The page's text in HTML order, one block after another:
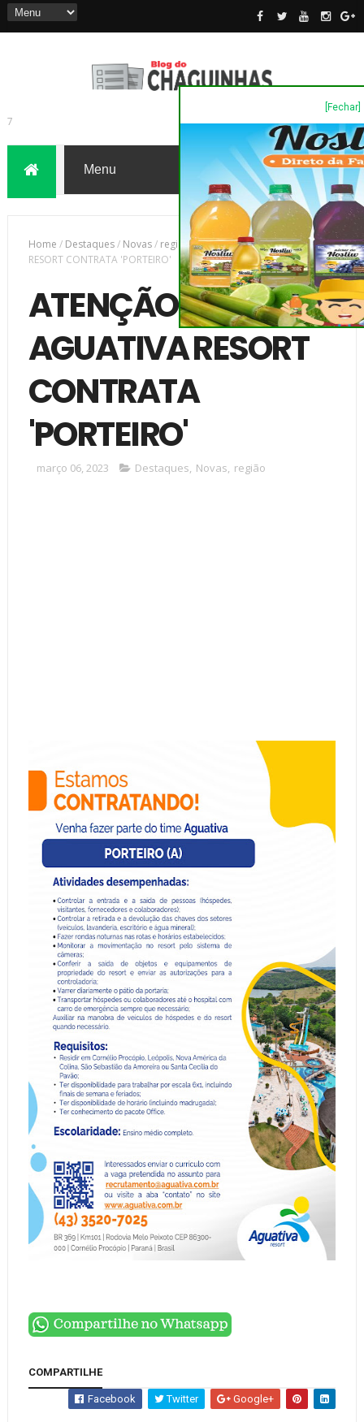
[Fechar]
7
Home / Destaques/ Novas/ região/ATENÇÃO - AGUATIVA
RESORT CONTRATA 'PORTEIRO'
ATENÇÃO -
AGUATIVA RESORT
CONTRATA
'PORTEIRO'
março 06, 2023 Destaques, Novas, região
COMPARTILHE
Facebook Twitter Google+